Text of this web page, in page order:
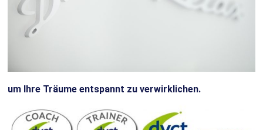
um Ihre Träume entspannt zu verwirklichen.